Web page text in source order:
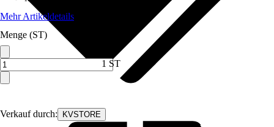
Verkauf durch: KVSTORE
Mehr Artikeldetails
Menge (ST)
1 ST